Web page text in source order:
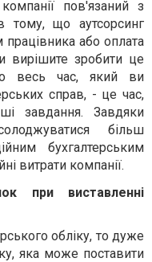
пов'язаний з
тому, що аутсорсинг
працівника або оплата
вирішите зробити це
весь час, який ви
справ, - це час,
завдання. Завдяки
більш
бухгалтерським
витрати компанії.
при виставленні
обліку, то дуже
яка може поставити